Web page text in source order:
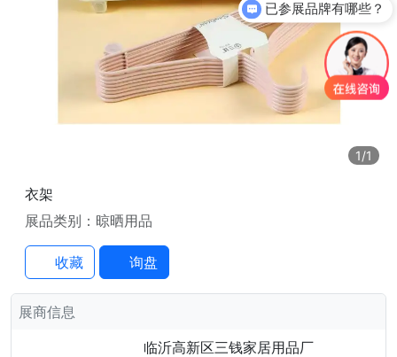
1/1
衣架
展品类别：晾晒用品
收藏 询盘
展商信息
临沂高新区三钱家居用品厂
已参展品牌有哪些？